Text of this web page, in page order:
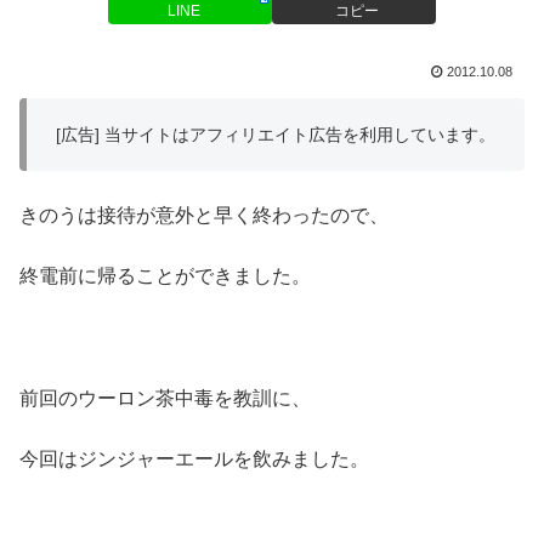
LINE コピー
2012.10.08
[広告] 当サイトはアフィリエイト広告を利用しています。
きのうは接待が意外と早く終わったので、
終電前に帰ることができました。
前回のウーロン茶中毒を教訓に、
今回はジンジャーエールを飲みました。